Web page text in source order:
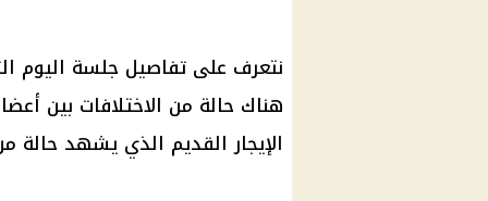
نتعرف على تفاصيل جلسة اليوم
هناك حالة من الاختلافات بين
الإيجار القديم الذي يشهد حالة